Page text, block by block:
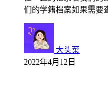
们的学籍档案如果需
大头菜
2022年4月12日